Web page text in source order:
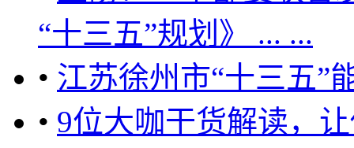
“十三五”规划》 ... ...
• 江苏徐州市“十三五”
• 9位大咖干货解读，